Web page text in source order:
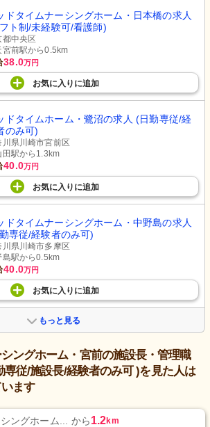
ドタイムナーシングホーム・日本橋の求人
ト制/未経験可/看護師)
都中央区
宮前駅から0.5km
38.0万円
お気に入り に追加
ドタイムホーム・鷺沼の求人 (日勤専従/経
のみ可)
川県川崎市宮前区
田駅から1.3km
40.0万円
お気に入り に追加
ドタイムナーシングホーム・中野島の求人
専従/経験者のみ可)
川県川崎市多摩区
島駅から0.5km
40.0万円
お気に入り に追加
もっと見る
ングホーム・宮前の施設長・管理職
専従/施設長/経験者のみ可 )を見た人は
ます
ングホーム... から1.2km